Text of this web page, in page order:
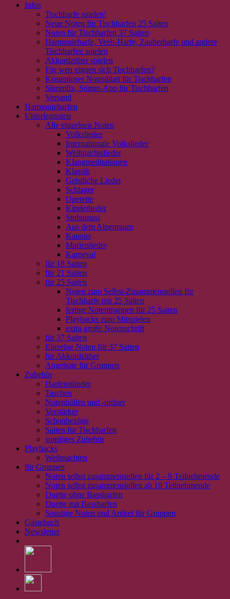
Infos
Tischharfe spielen!
Neue Noten für Tischharfen 25 Saiten
Noten für Tischharfen 37 Saiten
Harmonieharfe, Veeh-Harfe, Zauberharfe und andere
Tischharfen spielen
Akkordzither spielen
Für wen eignen sich Tischharfen?
Kostenloses Notenblatt für Tischharfen
Stimmfix, Stimm-App für Tischharfen
Versand
Harmonieharfen
Unterlegnoten
Alle einzelnen Noten
Volkslieder
Internationale Volkslieder
Weihnachtslieder
Klangmeditationen
Klassik
Geistliche Lieder
Schlager
Operette
Kinderlieder
Stubnmusi
Aus dem Alpenraum
Kanons
Marienlieder
Karneval
für 18 Saiten
für 21 Saiten
für 25 Saiten
Noten zum Selbst-Zusammenstellen für
Tischharfe mit 25 Saiten
fertige Notenmappen für 25 Saiten
Playbacks zum Mitspielen
extra große Notenschrift
für 37 Saiten
Einzelne Noten für 37 Saiten
für Akkordzither
Angebote für Gruppen
Zubehör
Harfenständer
Taschen
Notenhüllen und -ordner
Verstärker
Schonbezüge
Saiten für Tischharfen
sonstiges Zubehör
Playbacks
Weihnachten
für Gruppen
Noten selbst zusammenstellen für 2 – 9 Teilnehmende
Noten selbst zusammenstellen ab 10 Teilnehmende
Duette ohne Bassharfen
Duette mit Bassharfen
Sonstige Noten und Artikel für Gruppen
Gästebuch
Newsletter